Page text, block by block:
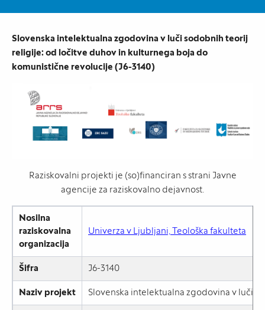
Slovenska intelektualna zgodovina v luči sodobnih teorij
religije: od ločitve duhov in kulturnega boja do
komunistične revolucije (J6-3140)
Raziskovalni projekti je (so)financiran s strani Javne
agencije za raziskovalno dejavnost.
Nosilna
raziskovalna
organizacija
Univerza v Ljubljani, Teološka fakulteta
Šifra J6-3140
Naziv projekt Slovenska intelektualna zgodovina v luči